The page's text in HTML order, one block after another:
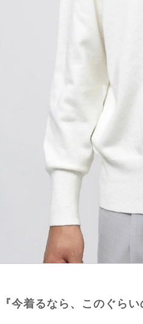
『今着るなら、このぐら